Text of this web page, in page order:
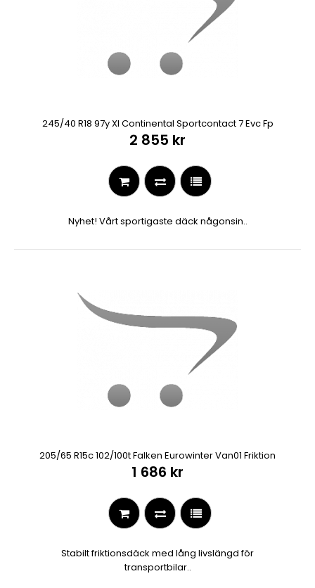
245/40 R18 97y Xl Continental Sportcontact 7 Evc Fp
2 855 kr
Nyhet! Vårt sportigaste däck någonsin..
205/65 R15c 102/100t Falken Eurowinter Van01 Friktion
1 686 kr
Stabilt friktionsdäck med lång livslängd för
transportbilar..